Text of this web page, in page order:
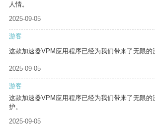
人情。
2025-09-05
游客
这款加速器VPM应用程序已经为我们带来了无限的
2025-09-05
游客
这款加速器VPM应用程序已经为我们带来了无限的
护。
2025-09-05